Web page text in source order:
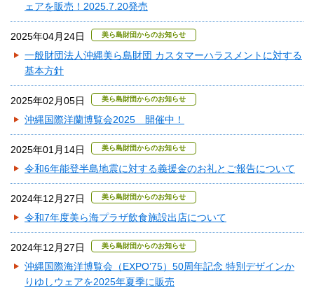
ェアを販売！2025.7.20発売
2025年04月24日 美ら島財団からのお知らせ
一般財団法人沖縄美ら島財団 カスタマーハラスメントに対する
基本方針
2025年02月05日 美ら島財団からのお知らせ
沖縄国際洋蘭博覧会2025 開催中！
2025年01月14日 美ら島財団からのお知らせ
令和6年能登半島地震に対する義援金のお礼とご報告について
2024年12月27日 美ら島財団からのお知らせ
令和7年度美ら海プラザ飲食施設出店について
2024年12月27日 美ら島財団からのお知らせ
沖縄国際海洋博覧会（EXPO’75）50周年記念 特別デザインか
りゆしウェアを2025年夏季に販売